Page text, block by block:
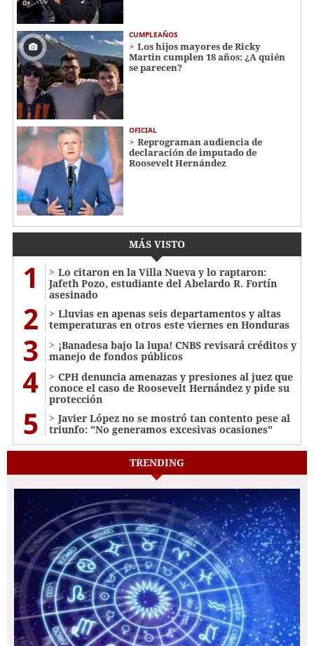
CUMPLEAÑOS
Los hijos mayores de Ricky
Martin cumplen 18 años: ¿A quién
se parecen?
OFICIAL
Reprograman audiencia de
declaración de imputado de
Roosevelt Hernández
MÁS VISTO
1
Lo citaron en la Villa Nueva y lo raptaron:
Jafeth Pozo, estudiante del Abelardo R. Fortín
asesinado
2
Lluvias en apenas seis departamentos y altas
temperaturas en otros este viernes en Honduras
3
¡Banadesa bajo la lupa! CNBS revisará créditos y
manejo de fondos públicos
4
CPH denuncia amenazas y presiones al juez que
conoce el caso de Roosevelt Hernández y pide su
protección
5
Javier López no se mostró tan contento pese al
triunfo: "No generamos excesivas ocasiones"
TRENDING